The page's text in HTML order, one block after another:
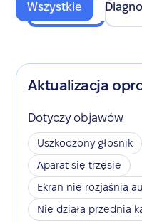
Wszystkie
Aktualizacja
Dotyczy objawów
Uszkodzony głośnik
Aparat się trzęsie
Ekran nie rozjaśnia
Nie działa przednia